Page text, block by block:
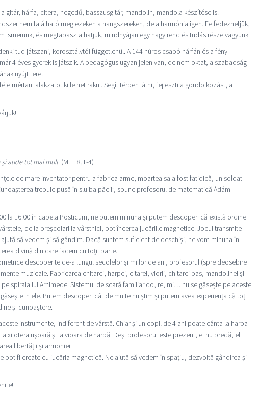
gitár, hárfa, citera, hegedű, basszusgitár, mandolin, mandola készítése is.
nem található meg ezeken a hangszereken, de a harmónia igen. Felfedezhetjük,
ismerünk, és megtapasztalhatjuk, mindnyájan egy nagy rend és tudás része vagyunk.
tud játszani, korosztálytól függetlenül. A 144 húros csapó hárfán és a fény
4 éves gyerek is játszik. A pedagógus ugyan jelen van, de nem oktat, a szabadság
nyújt teret.
mértani alakzatot ki le het rakni. Segít térben látni, fejleszti a gondolkozást, a
aude tot mai mult.(Mt. 18,1-4)
de mare inventator pentru a fabrica arme, moartea sa a fost fatidică, un soldat
trebuie pusă în slujba păcii”, spune profesorul de matematică Ádám
la 16:00 în capela Posticum, ne putem minuna și putem descoperi că există ordine
de la preșcolari la vârstnici, pot încerca jucăriile magnetice. Jocul transmite
să vedem și să gândim. Dacă suntem suficient de deschiși, ne vom minuna în
divină din care facem cu toții parte.
descoperite de-a lungul secolelor și miilor de ani, profesorul (spre deosebire
muzicale. Fabricarea chitarei, harpei, citarei, viorii, chitarei bas, mandolinei și
spirala lui Arhimede. Sistemul de scară familiar do, re, mi… nu se găsește pe aceste
in ele. Putem descoperi cât de multe nu știm și putem avea experiența că toți
și cunoaștere.
instrumente, indiferent de vârstă. Chiar și un copil de 4 ani poate cânta la harpa
xilotera ușoară și la vioara de harpă. Deși profesorul este prezent, el nu predă, el
libertății și armoniei.
pot fi create cu jucăria magnetică. Ne ajută să vedem în spațiu, dezvoltă gândirea și